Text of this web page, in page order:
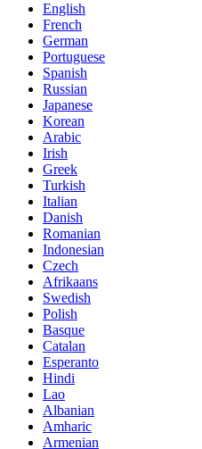
English
French
German
Portuguese
Spanish
Russian
Japanese
Korean
Arabic
Irish
Greek
Turkish
Italian
Danish
Romanian
Indonesian
Czech
Afrikaans
Swedish
Polish
Basque
Catalan
Esperanto
Hindi
Lao
Albanian
Amharic
Armenian